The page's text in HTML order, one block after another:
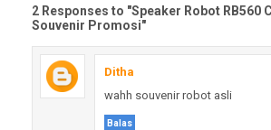
2 Responses to "Speaker Robot RB560
Souvenir Promosi"
Ditha
wahh souvenir robot asli
Balas